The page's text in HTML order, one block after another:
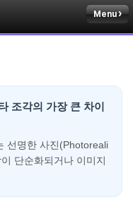
Menu
조각의 가장 큰 차이
선명한 사진(Photoreali
단순화되거나 이미지